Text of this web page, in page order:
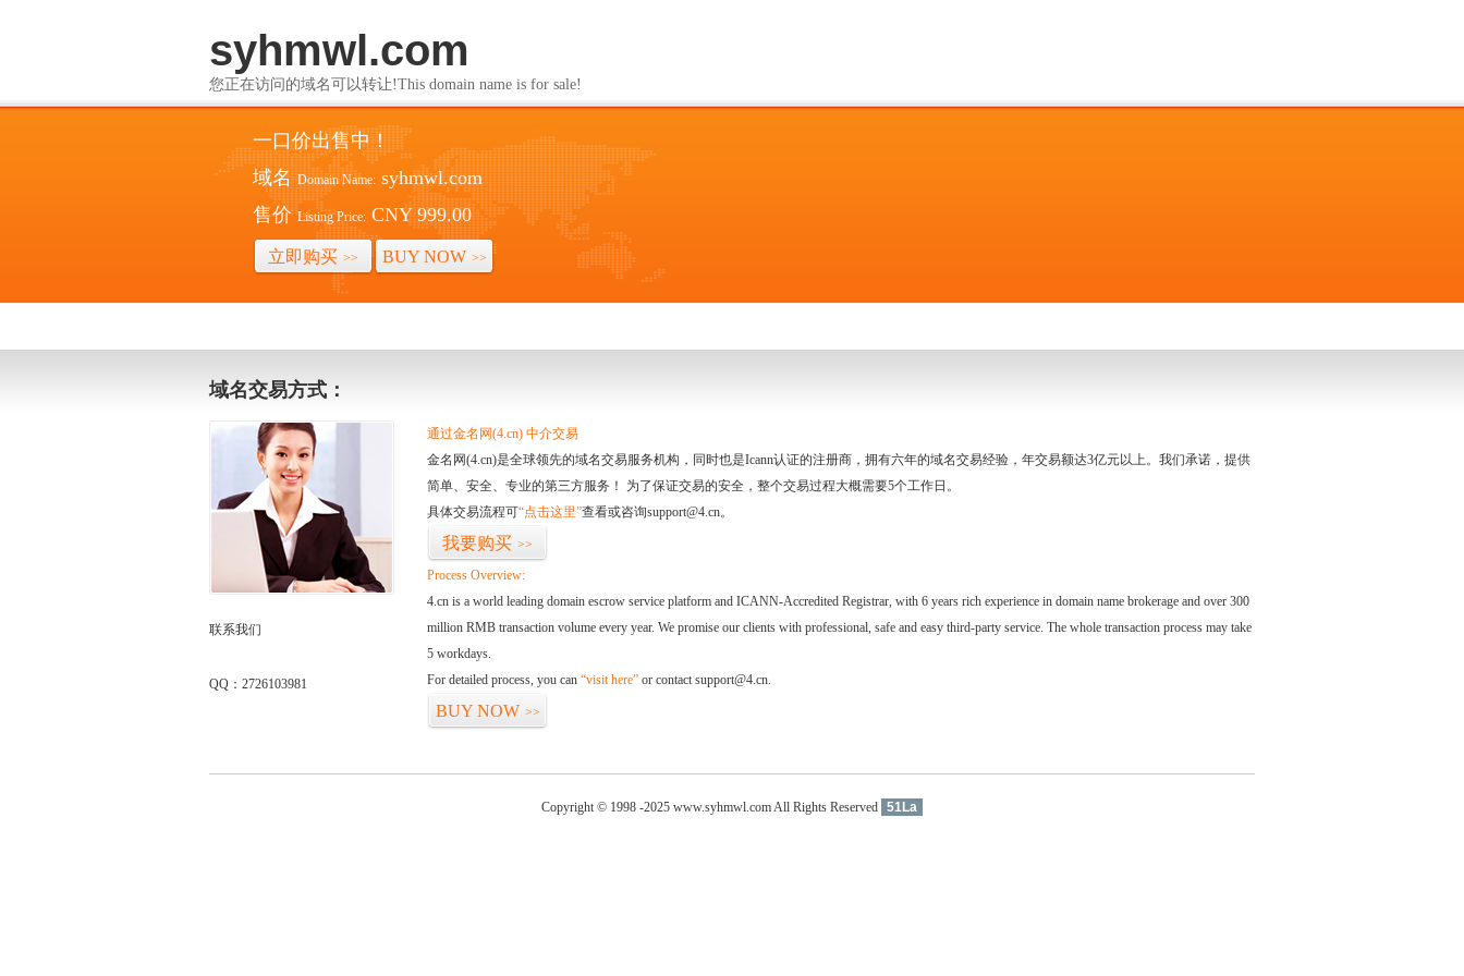
syhmwl.com
您正在访问的域名可以转让!This domain name is for sale!
一口价出售中！
域名 Domain Name: syhmwl.com
售价 Listing Price: CNY 999.00
立即购买 >> BUY NOW >>
域名交易方式：
联系我们
QQ：2726103981
通过金名网(4.cn) 中介交易
金名网(4.cn)是全球领先的域名交易服务机构，同时也是Icann认证的注册商，拥有六年的域名交易经验，年交易额达3亿元以上。我们承诺，提供
简单、安全、专业的第三方服务！ 为了保证交易的安全，整个交易过程大概需要5个工作日。
具体交易流程可“点击这里”查看或咨询support@4.cn。
我要购买 >>
Process Overview:
4.cn is a world leading domain escrow service platform and ICANN-Accredited Registrar, with 6 years rich experience in domain name brokerage and over 300
million RMB transaction volume every year. We promise our clients with professional, safe and easy third-party service. The whole transaction process may take
5 workdays.
For detailed process, you can “visit here” or contact support@4.cn.
BUY NOW >>
Copyright © 1998 -2025 www.syhmwl.com All Rights Reserved 51La